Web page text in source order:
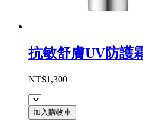
抗敏舒膚UV防護
NT$1,300
加入購物車